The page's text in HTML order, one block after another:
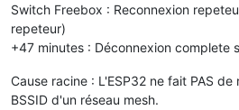
Switch Freebox : Reconnexion
repeteur)
+47 minutes : Déconnexion complete
Cause racine : L'ESP32 ne fait PAS
BSSID d'un réseau mesh.